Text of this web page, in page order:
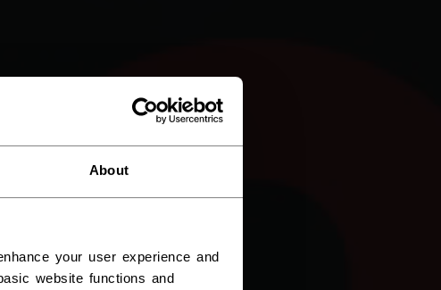
About
your user experience and
website functions and